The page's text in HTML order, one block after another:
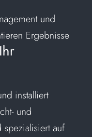
und
Ergebnisse
Ihr
installiert
und
auf